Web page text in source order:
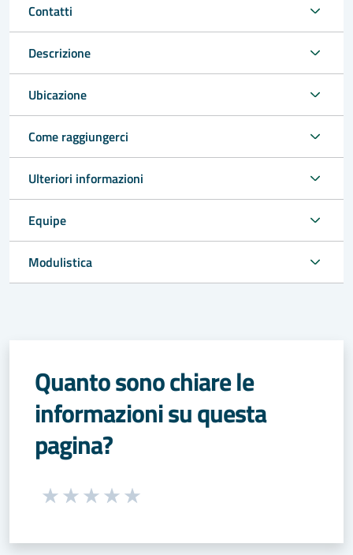
Contatti
Descrizione
Ubicazione
Come raggiungerci
Ulteriori informazioni
Equipe
Modulistica
Quanto sono chiare le
informazioni su questa
pagina?
Seleziona una valutazione da 1 a 5 stelle